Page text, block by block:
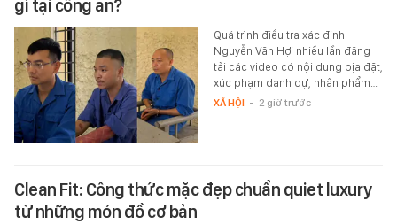
gì tại công an?
Quá trình điều tra xác định
Nguyễn Văn Hợi nhiều lần đăng
tải các video có nội dung bịa đặt,
xúc phạm danh dự, nhân phẩm…
XÃ HỘI - 2 giờ trước
Clean Fit: Công thức mặc đẹp chuẩn quiet luxury
từ những món đồ cơ bản